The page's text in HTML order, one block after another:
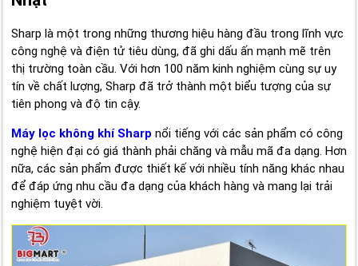
Sharp là một trong những thương hiệu hàng đầu trong lĩnh vực
công nghệ và điện tử tiêu dùng, đã ghi dấu ấn mạnh mẽ trên
thị trường toàn cầu. Với hơn 100 năm kinh nghiệm cùng sự uy
tín về chất lượng, Sharp đã trở thành một biểu tượng của sự
tiên phong và độ tin cậy.
Máy lọc không khí Sharp nổi tiếng với các sản phẩm có công
nghệ hiện đại có giá thành phải chăng và mẫu mã đa dạng. Hơn
nữa, các sản phẩm được thiết kế với nhiều tính năng khác nhau
để đáp ứng nhu cầu đa dạng của khách hàng và mang lại trải
nghiệm tuyệt vời.